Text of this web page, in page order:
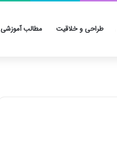
طراحی و خلاقیت مطالب آموزشی